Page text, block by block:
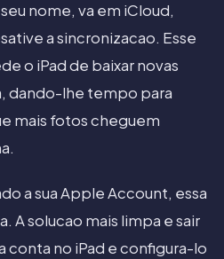
nome, va em iCloud,
a sincronizacao. Esse
o iPad de baixar novas
dando-lhe tempo para
mais fotos cheguem
a sua Apple Account, essa
A solucao mais limpa e sair
no iPad e configura-lo